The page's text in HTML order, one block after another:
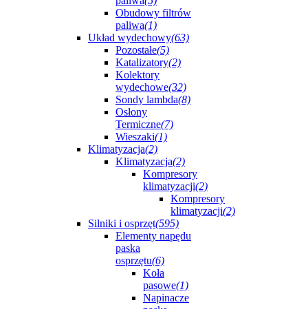
Obudowy filtrów
paliwa(1)
Układ wydechowy(63)
Pozostałe(5)
Katalizatory(2)
Kolektory
wydechowe(32)
Sondy lambda(8)
Osłony
Termiczne(7)
Wieszaki(1)
Klimatyzacja(2)
Klimatyzacja(2)
Kompresory
klimatyzacji(2)
Kompresory
klimatyzacji(2)
Silniki i osprzęt(595)
Elementy napędu
paska
osprzętu(6)
Koła
pasowe(1)
Napinacze